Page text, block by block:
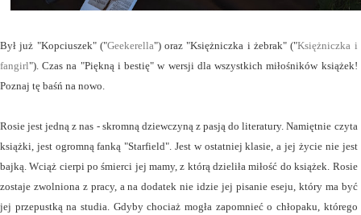
Był już "Kopciuszek" ("Geekerella") oraz "Księżniczka i żebrak" ("Księżniczka i
fangirl"). Czas na "Piękną i bestię" w wersji dla wszystkich miłośników książek!
Poznaj tę baśń na nowo.
Rosie jest jedną z nas - skromną dziewczyną z pasją do literatury. Namiętnie czyta
książki, jest ogromną fanką "Starfield". Jest w ostatniej klasie, a jej życie nie jest
bajką. Wciąż cierpi po śmierci jej mamy, z którą dzieliła miłość do książek. Rosie
zostaje zwolniona z pracy, a na dodatek nie idzie jej pisanie eseju, który ma być
jej przepustką na studia. Gdyby chociaż mogła zapomnieć o chłopaku, którego